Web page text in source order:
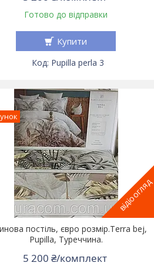
Готово до відправки
Купити
Pupilla perla 3
відіоогляд
постіль, євро розмір.Terra bej,
Pupilla, Туреччина.
5 200 ₴/комплект